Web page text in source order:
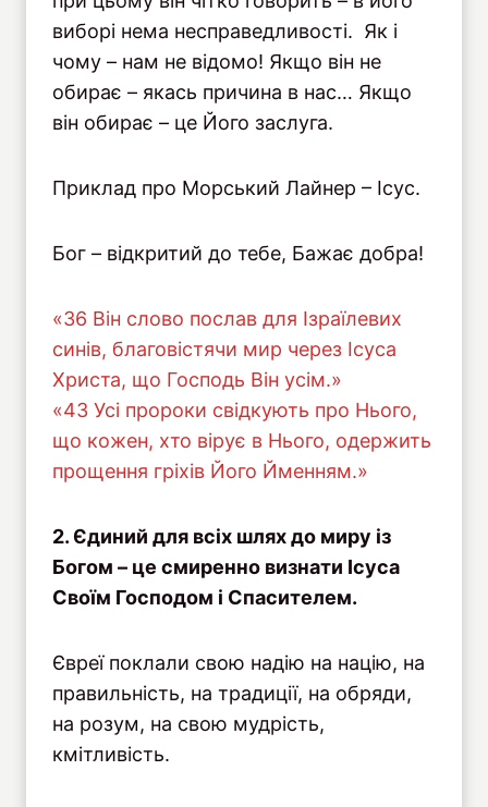
виборі нема несправедливості. Як і
чому – нам не відомо! Якщо він не
обирає – якась причина в нас… Якщо
він обирає – це Його заслуга.
Приклад про Морський Лайнер – Ісус.
Бог – відкритий до тебе, Бажає добра!
«36 Він слово послав для Ізраїлевих
синів, благовістячи мир через Ісуса
Христа, що Господь Він усім.»
«43 Усі пророки свідкують про Нього,
що кожен, хто вірує в Нього, одержить
прощення гріхів Його Йменням.»
2. Єдиний для всіх шлях до миру із
Богом – це смиренно визнати Ісуса
Своїм Господом і Спасителем.
Євреї поклали свою надію на націю, на
правильність, на традиції, на обряди,
на розум, на свою мудрість,
кмітливість.